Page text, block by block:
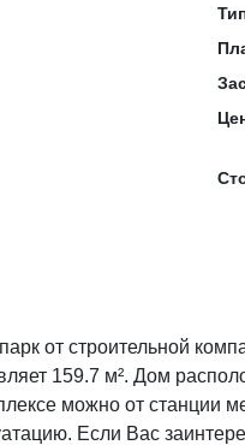
от строительной
159.7 м². Дом
можно от станции
Если Вас